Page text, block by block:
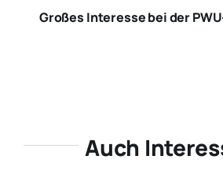
Großes Interesse bei der
Auch